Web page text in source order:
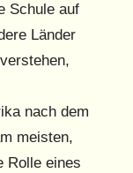
Schule auf
Länder
nach dem
meisten,
Rolle eines